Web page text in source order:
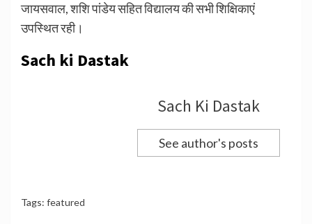
जायसवाल, शशि पांडेय सहित विद्यालय की सभी शिक्षिकाएं
उपस्थित रही।
Sach ki Dastak
Sach Ki Dastak
See author's posts
Tags: featured